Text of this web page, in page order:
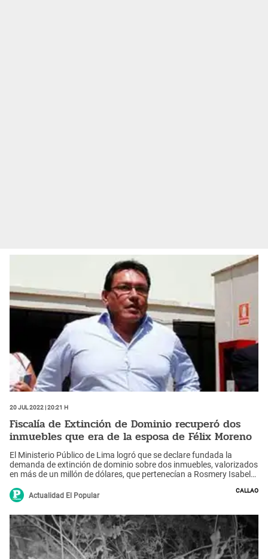
20 Jul 2022 | 20:21 h
Fiscalía de Extinción de Dominio recuperó dos
inmuebles que era de la esposa de Félix Moreno
El Ministerio Público de Lima logró que se declare fundada la
demanda de extinción de dominio sobre dos inmuebles, valorizados
en más de un millón de dólares, que pertenecían a Rosmery Isabel
Actualidad El Popular
Callao